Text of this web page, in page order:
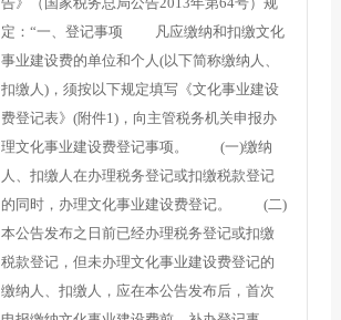
定：“一、登记事项 凡应缴纳和扣缴文化
事业建设费的单位和个人(以下简称缴纳人、
扣缴人)，须按以下规定填写《文化事业建设
费登记表》(附件1)，向主管税务机关申报办
理文化事业建设费登记事项。 (一)缴纳
人、扣缴人在办理税务登记或扣缴税款登记
的同时，办理文化事业建设费登记。 (二)
本公告发布之日前已经办理税务登记或扣缴
税款登记，但未办理文化事业建设费登记的
缴纳人、扣缴人，应在本公告发布后，首次